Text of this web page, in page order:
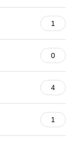
1
0
4
1